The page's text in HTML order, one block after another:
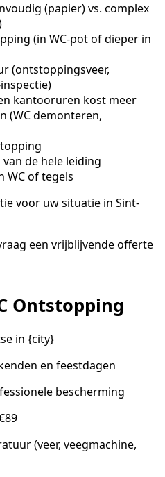
(papier) vs. complex
(in WC-pot of dieper in
(ontstoppingsveer,
kantooruren kost meer
(WC demonteren,
de hele leiding
WC of tegels
voor uw situatie in Sint-
een vrijblijvende offerte
Ontstopping
in {city}
en feestdagen
bescherming
(veer, veegmachine,